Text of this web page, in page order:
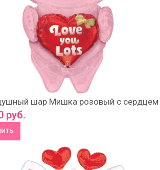
шар Мишка розовый с сердцем
руб.